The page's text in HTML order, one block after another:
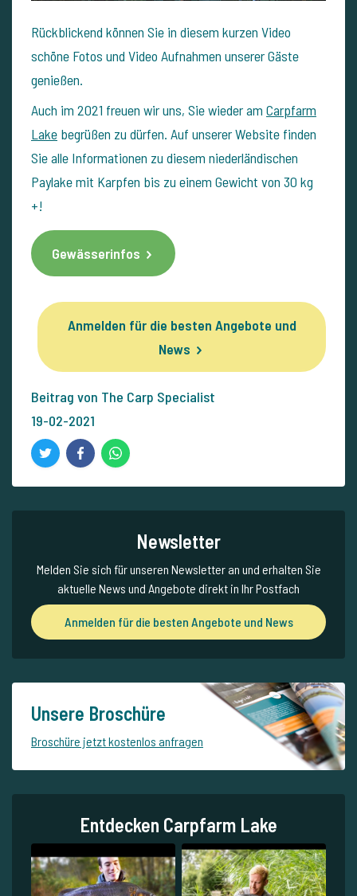
Rückblickend können Sie in diesem kurzen Video
schöne Fotos und Video Aufnahmen unserer Gäste
genießen.
Auch im 2021 freuen wir uns, Sie wieder am Carpfarm
Lake begrüßen zu dürfen. Auf unserer Website finden
Sie alle Informationen zu diesem niederländischen
Paylake mit Karpfen bis zu einem Gewicht von 30 kg
+!
Gewässerinfos
Anmelden für die besten Angebote und
News
Beitrag von The Carp Specialist
19-02-2021
Newsletter
Melden Sie sich für unseren Newsletter an und erhalten Sie
aktuelle News und Angebote direkt in Ihr Postfach
Anmelden für die besten Angebote und News
Unsere Broschüre
Broschüre jetzt kostenlos anfragen
Entdecken Carpfarm Lake